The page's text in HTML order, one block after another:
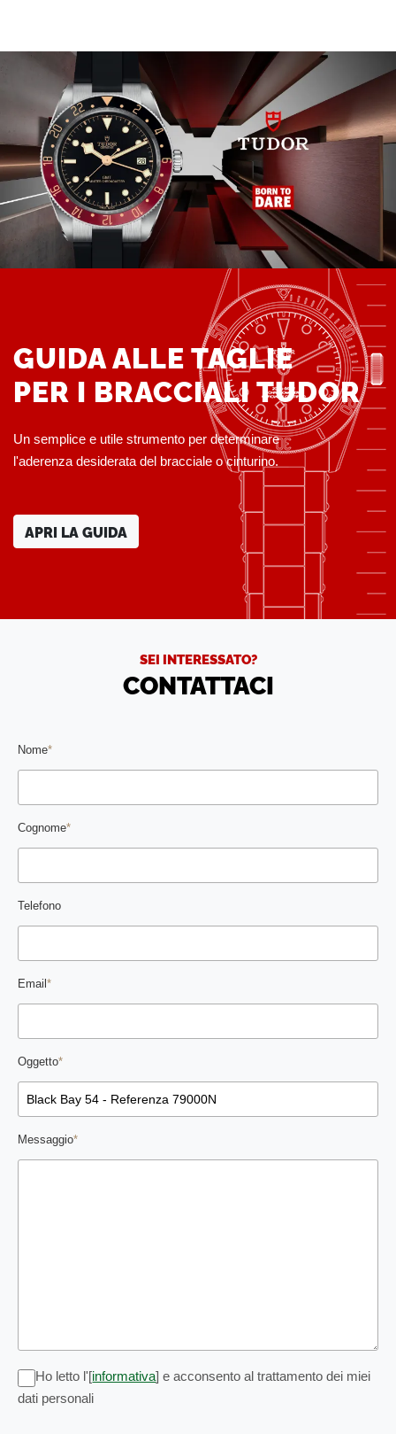
GUIDA ALLE TAGLIE
PER I BRACCIALI TUDOR
Un semplice e utile strumento per determinare
l'aderenza desiderata del bracciale o cinturino.
APRI LA GUIDA
SEI INTERESSATO?
CONTATTACI
Nome*
Cognome*
Telefono
Email*
Oggetto*
Messaggio*
Ho letto l'[informativa] e acconsento al trattamento dei miei
dati personali